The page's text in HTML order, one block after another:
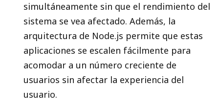
simultáneamente sin que el rendimiento del
sistema se vea afectado. Además, la
arquitectura de Node.js permite que estas
aplicaciones se escalen fácilmente para
acomodar a un número creciente de
usuarios sin afectar la experiencia del
usuario.